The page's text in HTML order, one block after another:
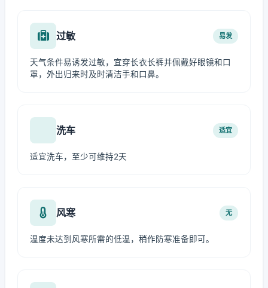
过敏 易发
天气条件易诱发过敏，宜穿长衣长裤并佩戴好眼镜和口
罩，外出归来时及时清洁手和口鼻。
洗车 适宜
适宜洗车，至少可维持2天
风寒 无
温度未达到风寒所需的低温，稍作防寒准备即可。